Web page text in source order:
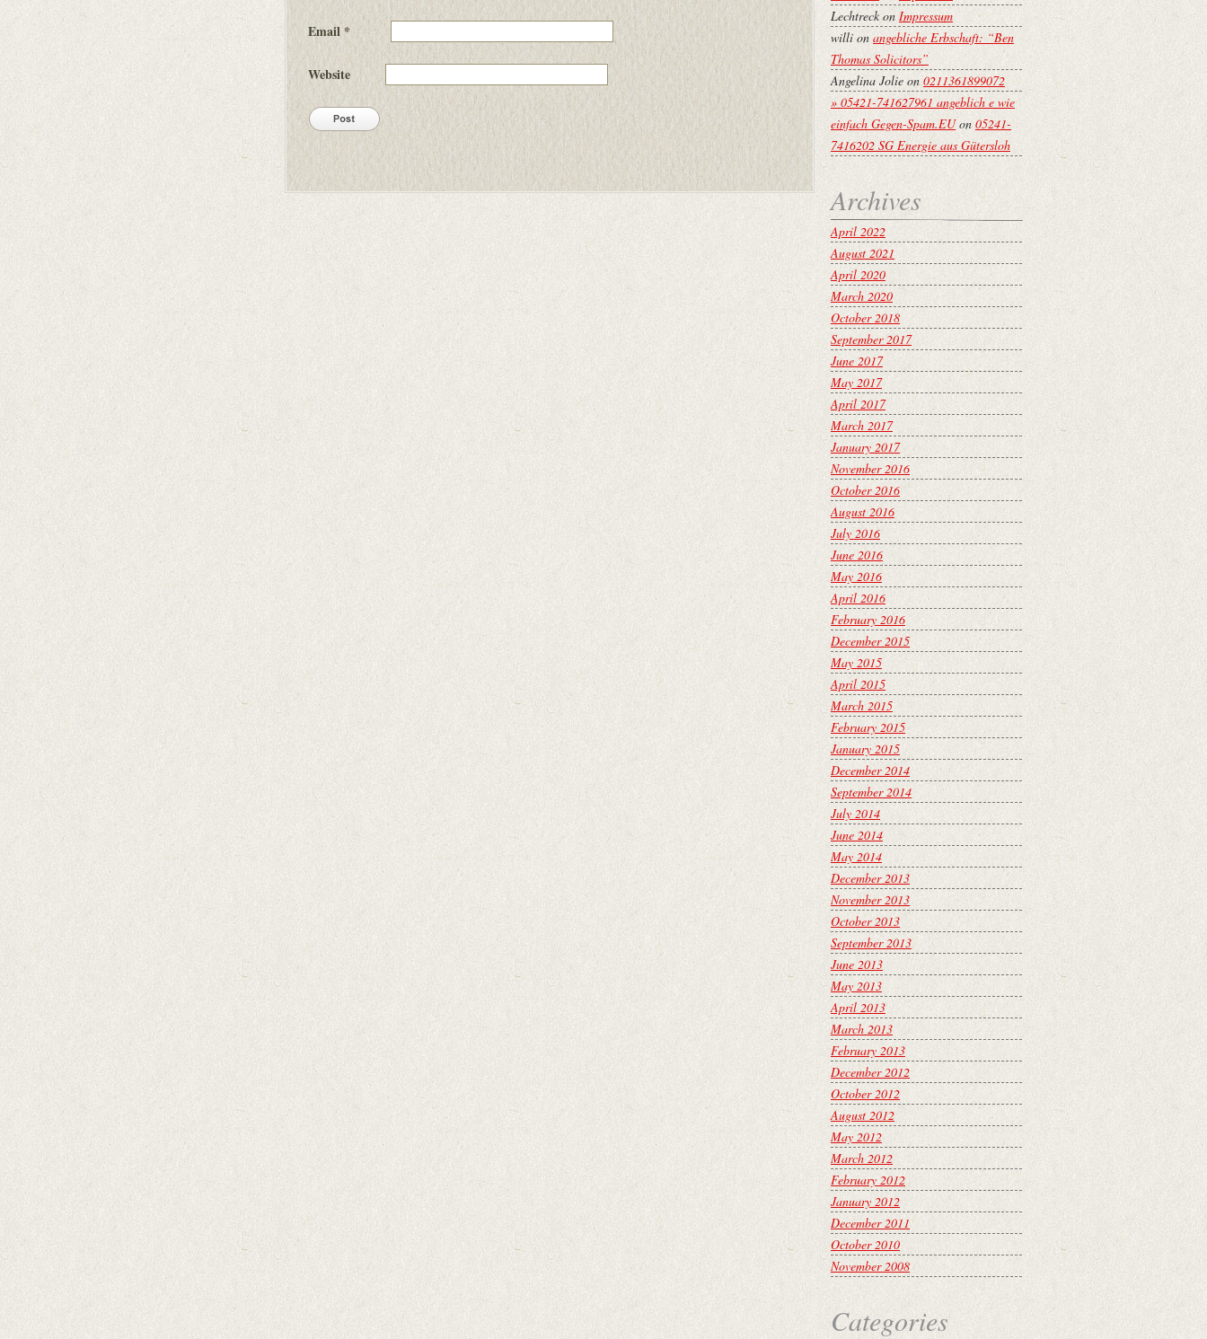
Email *
Website
Lechtreckon Impressum
willi on angebliche Erbschaft: “Ben
Thomas Solicitors”
Angelina Jolieon 0211361899072
» 05421-741627961 angeblich e wie
einfach Gegen-Spam.EUon 05241-
7416202 SG Energie aus Gütersloh
Archives
April 2022
August 2021
April 2020
March 2020
October 2018
September 2017
June 2017
May 2017
April 2017
March 2017
January 2017
November 2016
October 2016
August 2016
July 2016
June 2016
May 2016
April 2016
February 2016
December 2015
May 2015
April 2015
March 2015
February 2015
January 2015
December 2014
September 2014
July 2014
June 2014
May 2014
December 2013
November 2013
October 2013
September 2013
June 2013
May 2013
April 2013
March 2013
February 2013
December 2012
October 2012
August 2012
May 2012
March 2012
February 2012
January 2012
December 2011
October 2010
November 2008
Categories